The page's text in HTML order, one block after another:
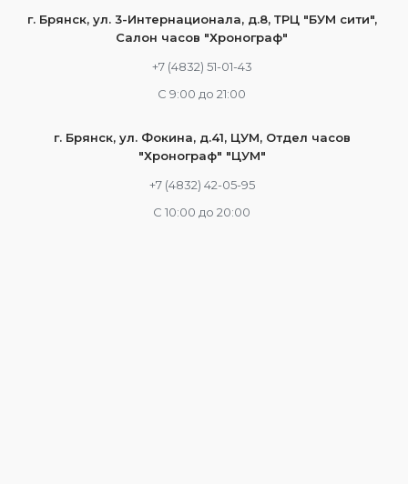
г. Брянск, ул. 3-Интернационала, д.8, ТРЦ "БУМ сити",
Салон часов "Хронограф"
+7 (4832) 51-01-43
С 9:00 до 21:00
г. Брянск, ул. Фокина, д.41, ЦУМ, Отдел часов
"Хронограф" "ЦУМ"
+7 (4832) 42-05-95
С 10:00 до 20:00